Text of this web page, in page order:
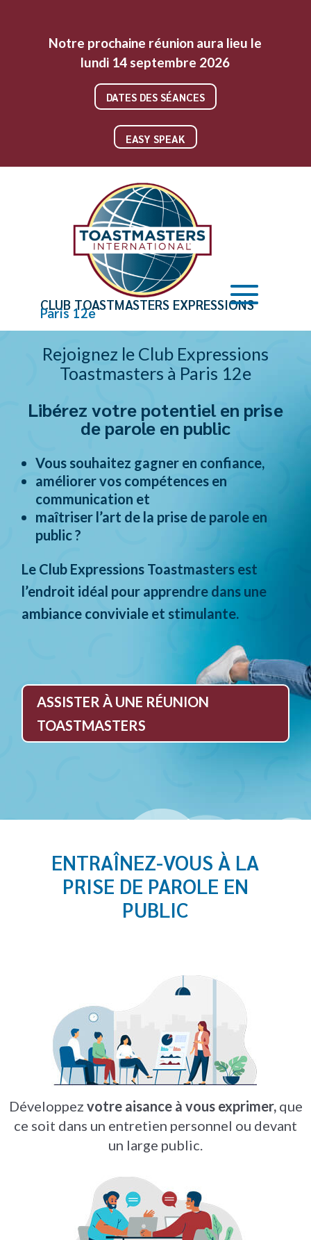
Notre prochaine réunion aura lieu le
lundi 14 septembre 2026
DATES DES SÉANCES
EASY SPEAK
CLUB TOASTMASTERS EXPRESSIONS
Paris 12e
Rejoignez le Club Expressions
Toastmasters à Paris 12e
Libérez votre potentiel en prise
de parole en public
Vous souhaitez gagner en confiance,
améliorer vos compétences en
communication et
maîtriser l’art de la prise de parole en
public ?
Le Club Expressions Toastmasters est
l’endroit idéal pour apprendre dans une
ambiance conviviale et stimulante.
ASSISTER À UNE RÉUNION
TOASTMASTERS
ENTRAÎNEZ-VOUS À LA
PRISE DE PAROLE EN
PUBLIC
Développez votre aisance à vous exprimer,que
ce soit dans un entretien personnel ou devant
un large public.